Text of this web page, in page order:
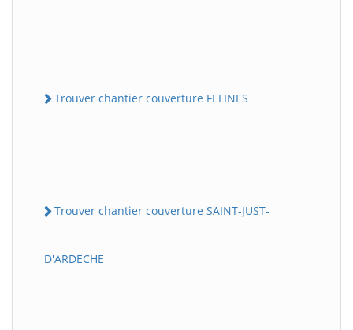
Trouver chantier couverture FELINES
Trouver chantier couverture SAINT-JUST-
D'ARDECHE